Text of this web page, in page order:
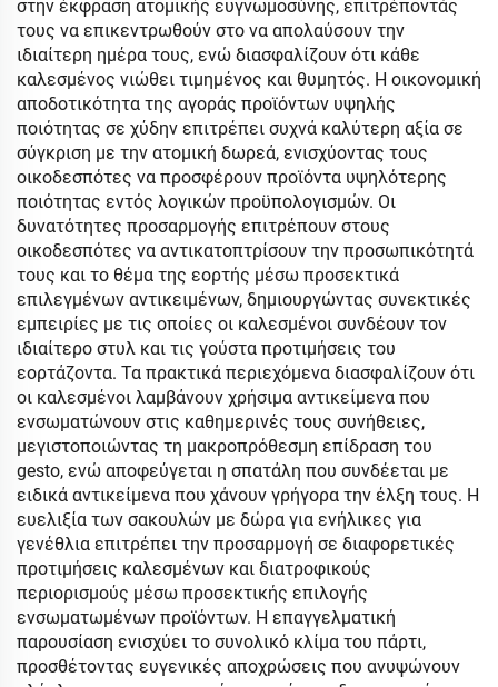
στην έκφραση ατομικής ευγνωμοσύνης, επιτρέποντάς
τους να επικεντρωθούν στο να απολαύσουν την
ιδιαίτερη ημέρα τους, ενώ διασφαλίζουν ότι κάθε
καλεσμένος νιώθει τιμημένος και θυμητός. Η οικονομική
αποδοτικότητα της αγοράς προϊόντων υψηλής
ποιότητας σε χύδην επιτρέπει συχνά καλύτερη αξία σε
σύγκριση με την ατομική δωρεά, ενισχύοντας τους
οικοδεσπότες να προσφέρουν προϊόντα υψηλότερης
ποιότητας εντός λογικών προϋπολογισμών. Οι
δυνατότητες προσαρμογής επιτρέπουν στους
οικοδεσπότες να αντικατοπτρίσουν την προσωπικότητά
τους και το θέμα της εορτής μέσω προσεκτικά
επιλεγμένων αντικειμένων, δημιουργώντας συνεκτικές
εμπειρίες με τις οποίες οι καλεσμένοι συνδέουν τον
ιδιαίτερο στυλ και τις γούστα προτιμήσεις του
εορτάζοντα. Τα πρακτικά περιεχόμενα διασφαλίζουν ότι
οι καλεσμένοι λαμβάνουν χρήσιμα αντικείμενα που
ενσωματώνουν στις καθημερινές τους συνήθειες,
μεγιστοποιώντας τη μακροπρόθεσμη επίδραση του
gesto, ενώ αποφεύγεται η σπατάλη που συνδέεται με
ειδικά αντικείμενα που χάνουν γρήγορα την έλξη τους. Η
ευελιξία των σακουλών με δώρα για ενήλικες για
γενέθλια επιτρέπει την προσαρμογή σε διαφορετικές
προτιμήσεις καλεσμένων και διατροφικούς
περιορισμούς μέσω προσεκτικής επιλογής
ενσωματωμένων προϊόντων. Η επαγγελματική
παρουσίαση ενισχύει το συνολικό κλίμα του πάρτι,
προσθέτοντας ευγενικές αποχρώσεις που ανυψώνουν